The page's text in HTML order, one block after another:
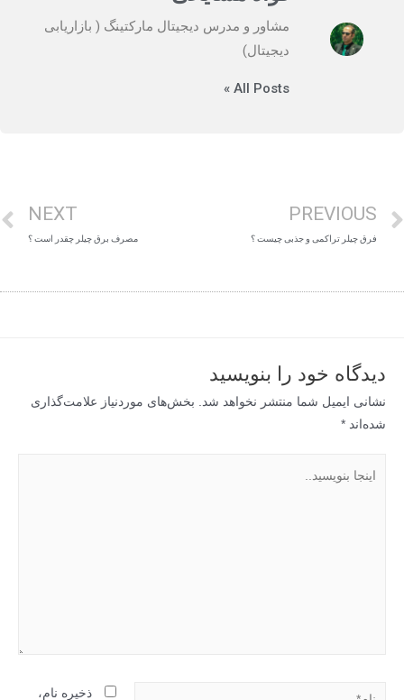
مشاور و مدرس دیجیتال مارکتینگ ( بازاریابی
دیجیتال)
All Posts »
PREVIOUS
فرق چیلر تراکمی و جذبی چیست ؟
NEXT
مصرف برق چیلر چقدر است ؟
دیدگاه‌ خود را بنویسید
نشانی ایمیل شما منتشر نخواهد شد.
بخش‌های موردنیاز علامت‌گذاری
شده‌اند *
ذخیره نام،